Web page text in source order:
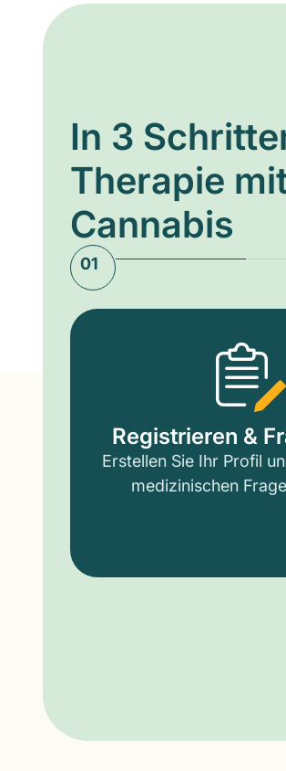
In 3
Therapie
Cannabis
01
Registrieren &
Erstellen Sie Ihr Profil
medizinischen